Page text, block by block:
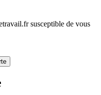
susceptible de vous